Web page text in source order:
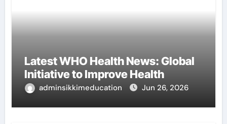
Latest WHO Health News: Global
Initiative to Improve Health
adminsikkimeducation Jun 26, 2026